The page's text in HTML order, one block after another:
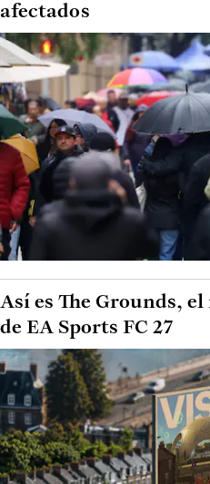
afectados
Así es The Grounds,
de EA Sports FC 27